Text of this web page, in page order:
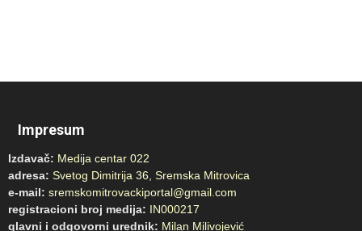
Impresum
Izdavač: Medija centar 022
adresa: Svetog Dimitrija 36, Sremska Mitrovica
e-mail: sremskomitrovackiportal@gmail.com
registracioni broj medija: IN000217
glavni i odgovorni urednik: Milan Milivojević